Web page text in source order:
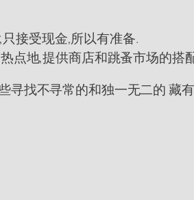
接受现金,所以有准备.
点地,提供商店和跳蚤市场的搭
寻找不寻常的和独一无二的 藏